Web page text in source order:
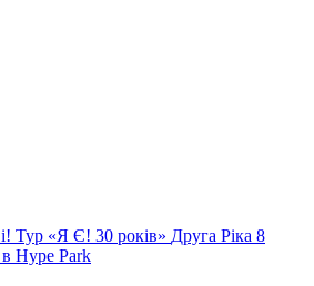
Тур «Я Є! 30 років» Друга Ріка 8
Hype Park